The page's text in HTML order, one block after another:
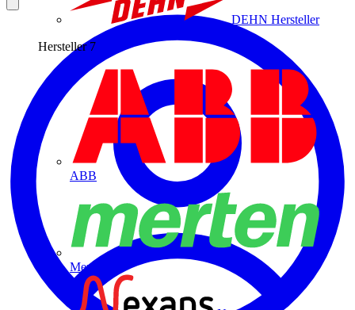
DEHN Hersteller
Hersteller 7
ABB
Merten